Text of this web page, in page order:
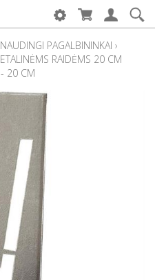
PAGALBININKAI ›
RAIDĖMS 20 CM
20 CM